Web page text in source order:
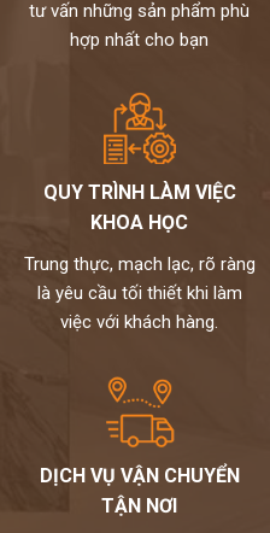
tư vấn những sản phẩm phù
hợp nhất cho bạn
QUY TRÌNH LÀM VIỆC
KHOA HỌC
Trung thực, mạch lạc, rõ ràng
là yêu cầu tối thiết khi làm
việc với khách hàng.
DỊCH VỤ VẬN CHUYỂN
TẬN NƠI